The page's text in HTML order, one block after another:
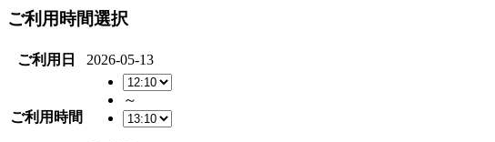
ご利用時間選択
ご利用日 2026-05-13
ご利用時間
～